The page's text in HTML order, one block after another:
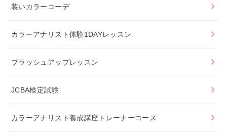
装いカラーコーデ
カラーアナリスト体験1DAYレッスン
ブラッシュアップレッスン
JCBA検定試験
カラーアナリスト養成講座トレーナーコース